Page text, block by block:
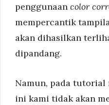
penggunaan color
mempercantik
akan dihasilkan
dipandang.
Namun, pada
ini kami tidak akan